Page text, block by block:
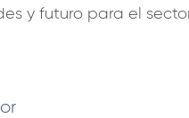
y futuro para el